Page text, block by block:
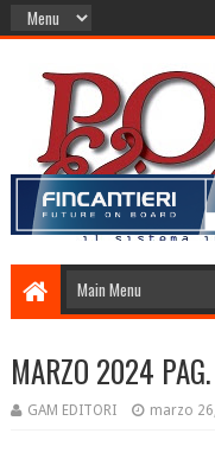
MARZO 2024
GAM EDITORI marzo